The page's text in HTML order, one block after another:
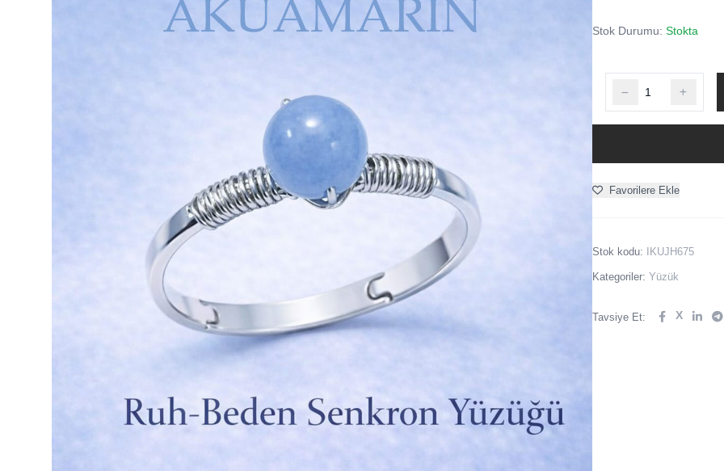
Stok Durumu: Stokta
Favorilere Ekle
Stok kodu: IKUJH675
Kategoriler: Yüzük
Tavsiye Et: X